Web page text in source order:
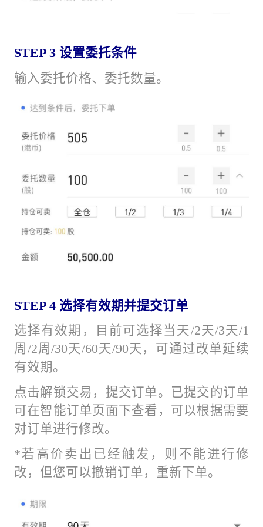
STEP 3 设置委托条件
输入委托价格、委托数量。
STEP 4 选择有效期并提交订单
选择有效期，目前可选择当天/2天/3天/1
周/2周/30天/60天/90天，可通过改单延续
有效期。
点击解锁交易，提交订单。已提交的订单
可在智能订单页面下查看，可以根据需要
对订单进行修改。
*若高价卖出已经触发，则不能进行修
改，但您可以撤销订单，重新下单。